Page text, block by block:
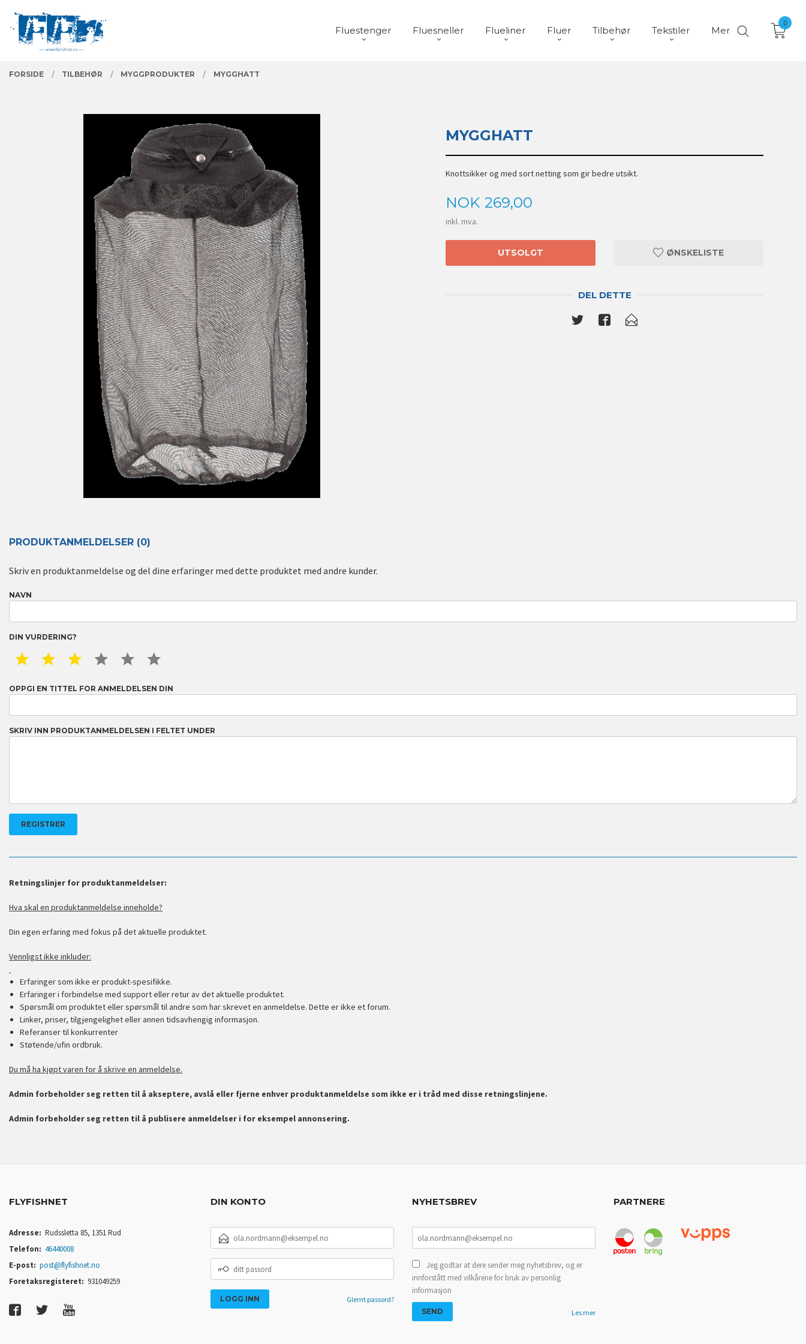
innholdet
PRODUKTER
Fluestenger Fluesneller Flueliner Fluer Tilbehør Tekstiler Mer
Lukk
0
FORSIDE TILBEHØR MYGGPRODUKTER MYGGHATT
MYGGHATT
Knottsikker og med sort netting som gir bedre utsikt.
Pris
NOK 269,00
inkl. mva.
UTSOLGT ØNSKELISTE
DEL DETTE
PRODUKTANMELDELSER (0)
Skriv en produktanmeldelse og del dine erfaringer med dette produktet med andre kunder.
NAVN
DIN VURDERING?
1 STAR2 STAR3 STAR4 STAR5 STAR
OPPGI EN TITTEL FOR ANMELDELSEN DIN
SKRIV INN PRODUKTANMELDELSEN I FELTET UNDER
Retningslinjer for produktanmeldelser:
Hva skal en produktanmeldelse inneholde?
Din egen erfaring med fokus på det aktuelle produktet.
Vennligst ikke inkluder:
Erfaringer som ikke er produkt-spesifikke.
Erfaringer i forbindelse med support eller retur av det aktuelle produktet.
Spørsmål om produktet eller spørsmål til andre som har skrevet en anmeldelse. Dette er ikke et forum.
Linker, priser, tilgjengelighet eller annen tidsavhengig informasjon.
Referanser til konkurrenter
Støtende/ufin ordbruk.
Du må ha kjøpt varen for å skrive en anmeldelse.
Admin forbeholder seg retten til å akseptere, avslå eller fjerne enhver produktanmeldelse som ikke er i tråd med disse retningslinjene.
Admin forbeholder seg retten til å publisere anmeldelser i for eksempel annonsering.
FLYFISHNET
Adresse: Rudssletta 85, 1351 Rud
Telefon: 46440008
E-post: post@flyfishnet.no
Foretaksregisteret: 931049259
DIN KONTO
POSTADRESSE
PASSORD
Glemt passord?
NYHETSBREV
Jeg godtar at dere sender meg nyhetsbrev, og er
innforstått med vilkårene for bruk av personlig
informasjon
Les mer
PARTNERE